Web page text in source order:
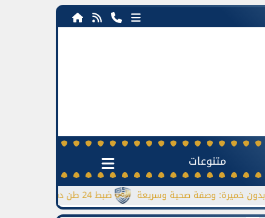
متنوعات
ضبط 24 طن دقيق مدعم قبل بيعها بالسوق السوداء وصفة صحية وسريعة